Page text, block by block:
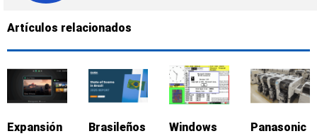
Artículos relacionados
Expansión
Brasileños
Windows
Panasonic